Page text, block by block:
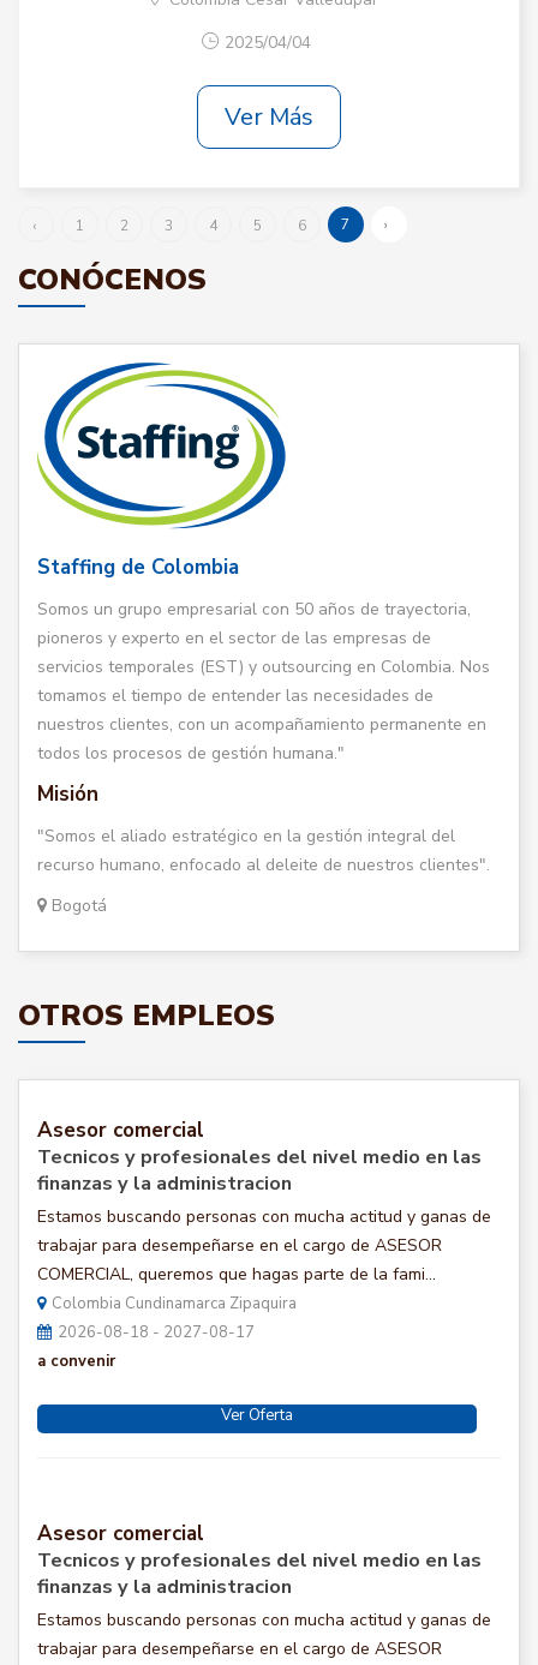
2025/04/04
Ver Más
‹ 1 2 3 4 5 6 7 ›
CONÓCENOS
Staffing de Colombia
Somos un grupo empresarial con 50 años de trayectoria,
pioneros y experto en el sector de las empresas de
servicios temporales (EST) y outsourcing en Colombia. Nos
tomamos el tiempo de entender las necesidades de
nuestros clientes, con un acompañamiento permanente en
todos los procesos de gestión humana."
Misión
"Somos el aliado estratégico en la gestión integral del
recurso humano, enfocado al deleite de nuestros clientes".
Bogotá
OTROS EMPLEOS
Asesor comercial
Tecnicos y profesionales del nivel medio en las
finanzas y la administracion
Estamos buscando personas con mucha actitud y ganas de
trabajar para desempeñarse en el cargo de ASESOR
COMERCIAL, queremos que hagas parte de la fami...
Colombia Cundinamarca Zipaquira
2026-08-18 - 2027-08-17
a convenir
Ver Oferta
Asesor comercial
Tecnicos y profesionales del nivel medio en las
finanzas y la administracion
Estamos buscando personas con mucha actitud y ganas de
trabajar para desempeñarse en el cargo de ASESOR